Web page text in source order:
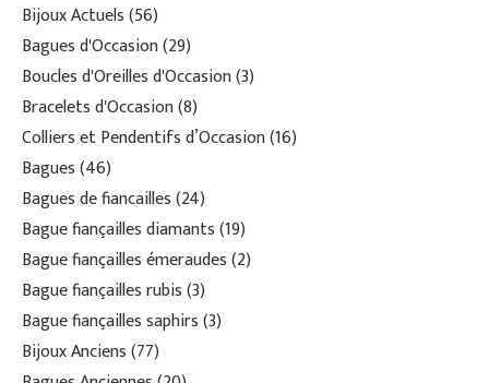
Bijoux Actuels 56
Bagues d'Occasion 29
Boucles d'Oreilles d'Occasion 3
Bracelets d'Occasion 8
Colliers et Pendentifs d’Occasion 16
Bagues 46
Bagues de fiancailles 24
Bague fiançailles diamants 19
Bague fiançailles émeraudes 2
Bague fiançailles rubis 3
Bague fiançailles saphirs 3
Bijoux Anciens 77